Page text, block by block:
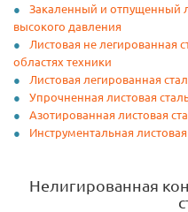
Закаленный и отпущенный
высокого давления
Листовая не легированная
областях техники
Листовая легированная
Упрочненная листовая
Азотированная листовая
Инструментальная
Нелигированная